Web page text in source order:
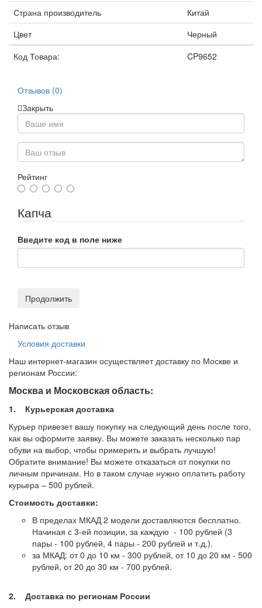
Страна производитель
Китай
Цвет
Черный
Код Товара:
CP9652
Отзывов (0)
Закрыть
Рейтинг
Капча
Введите код в поле ниже
Продолжить
Написать отзыв
Условия доставки
Наш интернет-магазин осуществляет доставку по Москве и
регионам России:
Москва и Московская область:
1. Курьерская доставка
Курьер привезет вашу покупку на следующий день после того,
как вы оформите заявку. Вы можете заказать несколько пар
обуви на выбор, чтобы примерить и выбрать лучшую!
Обратите внимание! Вы можете отказаться от покупки по
личным причинам. Но в таком случае нужно оплатить работу
курьера – 500 рублей.
Стоимость доставки:
В пределах МКАД 2 модели доставляются бесплатно.
Начиная с 3-ей позиции, за каждую - 100 рублей (3
пары - 100 рублей, 4 пары - 200 рублей и т.д.).
за МКАД: от 0 до 10 км - 300 рублей, от 10 до 20 км - 500
рублей, от 20 до 30 км - 700 рублей.
2. Доставка по регионам России